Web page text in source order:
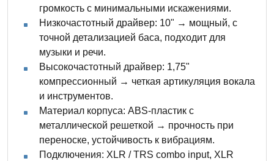
громкость с минимальными искажениями.
Низкочастотный драйвер: 10" → мощный, с
точной детализацией баса, подходит для
музыки и речи.
Высокочастотный драйвер: 1,75"
компрессионный → четкая артикуляция вокала
и инструментов.
Материал корпуса: ABS-пластик с
металлической решеткой → прочность при
переноске, устойчивость к вибрациям.
Подключения: XLR / TRS combo input, XLR